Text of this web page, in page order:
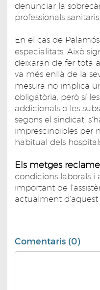
denunciar la
professionals sanitaris.
En el cas de
especialitats. Això
deixaran de fer tota
va més enllà de la
mesura no implica
obligatòria, però sí
addicionals o les
segons el sindicat,
imprescindibles per
habitual dels
Els metges
condicions laborals
important de
actualment d'aquest
Comentaris (0)